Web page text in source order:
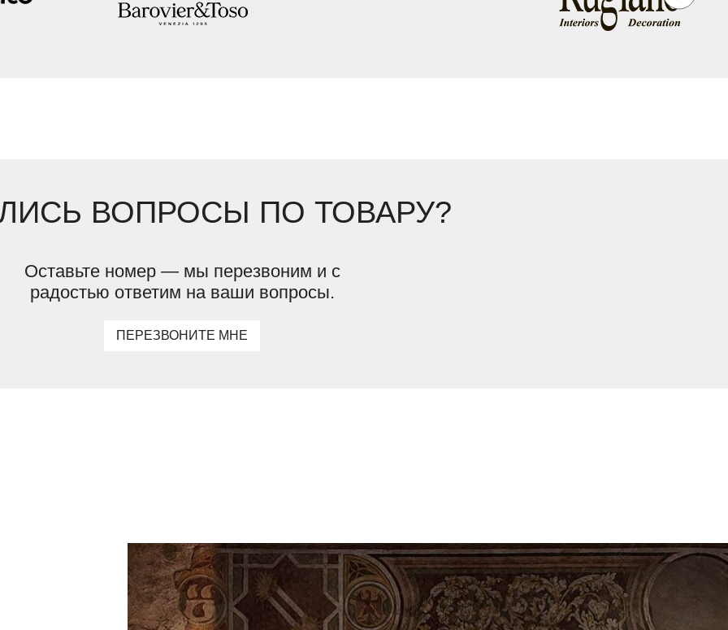
ВОПРОСЫ ПО ТОВАРУ?
Оставьте номер — мы перезвоним и с
радостью ответим на ваши вопросы.
ПЕРЕЗВОНИТЕ МНЕ